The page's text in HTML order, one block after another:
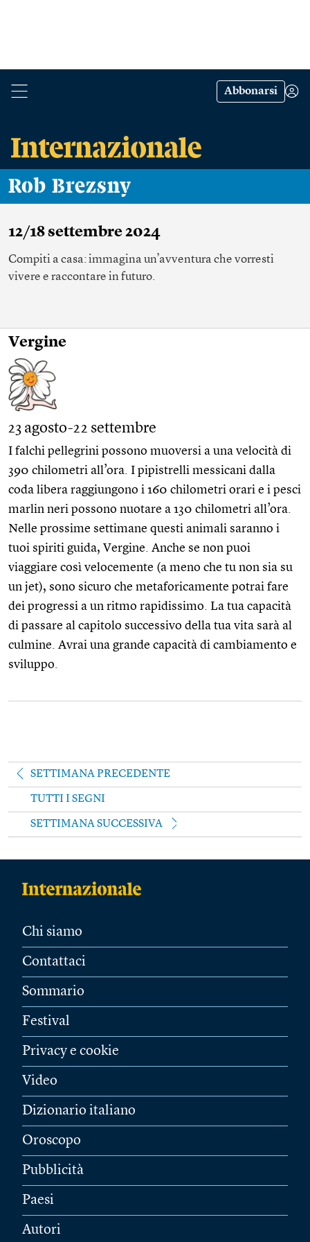
Abbonarsi
Rob Brezsny
12/18 settembre 2024
Compiti a casa: immagina un’avventura che vorresti
vivere e raccontare in futuro.
Vergine
23 agosto-22 settembre
I falchi pellegrini possono muoversi a una velocità di
390 chilometri all’ora. I pipistrelli messicani dalla
coda libera raggiungono i 160 chilometri orari e i pesci
marlin neri possono nuotare a 130 chilometri all’ora.
Nelle prossime settimane questi animali saranno i
tuoi spiriti guida, Vergine. Anche se non puoi
viaggiare così velocemente (a meno che tu non sia su
un jet), sono sicuro che metaforicamente potrai fare
dei progressi a un ritmo rapidissimo. La tua capacità
di passare al capitolo successivo della tua vita sarà al
culmine. Avrai una grande capacità di cambiamento e
sviluppo.
SETTIMANA PRECEDENTE
TUTTI I SEGNI
SETTIMANA SUCCESSIVA
Chi siamo
Contattaci
Sommario
Festival
Privacy e cookie
Video
Dizionario italiano
Oroscopo
Pubblicità
Paesi
Autori